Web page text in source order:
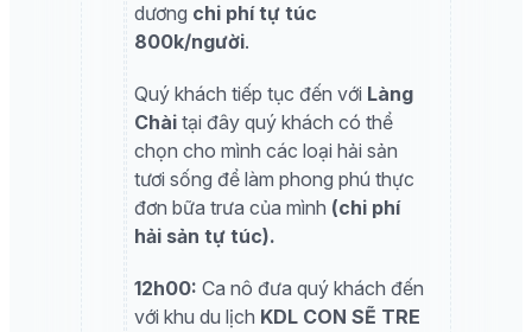
dương chi phí tự túc
800k/người.
Quý khách tiếp tục đến với Làng
Chài tại đây quý khách có thể
chọn cho mình các loại hải sản
tươi sống để làm phong phú thực
đơn bữa trưa của mình (chi phí
hải sản tự túc).
12h00: Ca nô đưa quý khách đến
với khu du lịch KDL CON SẼ TRE